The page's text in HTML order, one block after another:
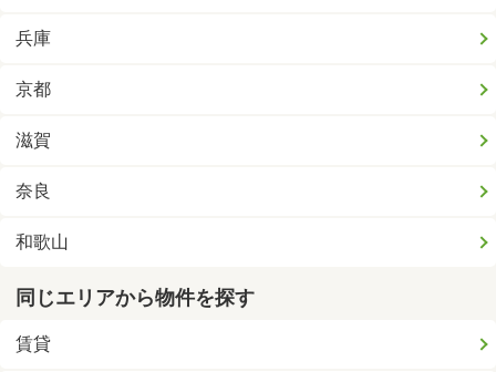
兵庫
京都
滋賀
奈良
和歌山
同じエリアから物件を探す
賃貸